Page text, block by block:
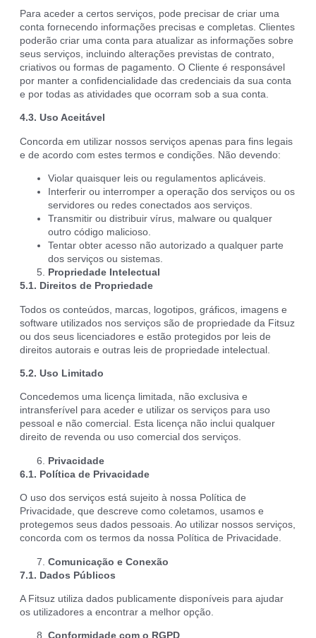
Para aceder a certos serviços, pode precisar de criar uma
conta fornecendo informações precisas e completas. Clientes
poderão criar uma conta para atualizar as informações sobre
seus serviços, incluindo alterações previstas de contrato,
criativos ou formas de pagamento. O Cliente é responsável
por manter a confidencialidade das credenciais da sua conta
e por todas as atividades que ocorram sob a sua conta.
4.3. Uso Aceitável
Concorda em utilizar nossos serviços apenas para fins legais
e de acordo com estes termos e condições. Não devendo:
Violar quaisquer leis ou regulamentos aplicáveis.
Interferir ou interromper a operação dos serviços ou os
servidores ou redes conectados aos serviços.
Transmitir ou distribuir vírus, malware ou qualquer
outro código malicioso.
Tentar obter acesso não autorizado a qualquer parte
dos serviços ou sistemas.
Propriedade Intelectual
5.1. Direitos de Propriedade
Todos os conteúdos, marcas, logotipos, gráficos, imagens e
software utilizados nos serviços são de propriedade da Fitsuz
ou dos seus licenciadores e estão protegidos por leis de
direitos autorais e outras leis de propriedade intelectual.
5.2. Uso Limitado
Concedemos uma licença limitada, não exclusiva e
intransferível para aceder e utilizar os serviços para uso
pessoal e não comercial. Esta licença não inclui qualquer
direito de revenda ou uso comercial dos serviços.
Privacidade
6.1. Política de Privacidade
O uso dos serviços está sujeito à nossa Política de
Privacidade, que descreve como coletamos, usamos e
protegemos seus dados pessoais. Ao utilizar nossos serviços,
concorda com os termos da nossa Política de Privacidade.
Comunicação e Conexão
7.1. Dados Públicos
A Fitsuz utiliza dados publicamente disponíveis para ajudar
os utilizadores a encontrar a melhor opção.
Conformidade com o RGPD